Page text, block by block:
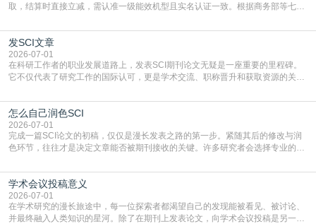
取，结算时直接立减‌，需认准一级能效机型且实名认证一致。根据商务部等七部
能领到补贴首选‌京东APP‌搜索专属口令(如【家电补贴1637】、【国补立省
4949】等，口令会随活动更新，以页面显示为准)进入补贴专场。淘宝/天猫也可
复制粘贴【8$FKFGgJq
发SCI文章
2026-07-01
在科研工作者的职业发展道路上，发表SCI期刊论文无疑是一座重要的里程碑。
它不仅代表了研究工作的国际认可，更是学术交流、职称晋升和获取资源的关键
战与困惑。从选题立意到投稿回应，每一步都需要精心的策略与扎实的工作。本
篇AEIC学术交流中心小编就为大家介绍“发SCI文章”。一、精准定位是成功的第
一步发表SCI文章，首要解决的问题是“投
怎么自己润色SCI
2026-07-01
完成一篇SCI论文的初稿，仅仅是漫长发表之路的第一步。紧随其后的修改与润
色环节，往往才是决定文章能否被期刊接收的关键。许多研究者会选择专业的语
质量，更能在此过程中深化对学术写作的理解。如何系统、高效地打磨自己的论
文，使其在语言和学术表达上更符合国际期刊的要求，是每位研究者值得投入学
习的技能。本篇AEIC学术交流中心小编就为大家介
学术会议投稿意义
2026-07-01
在学术研究的漫长旅途中，每一位探索者都渴望自己的发现能被看见、被讨论、
并最终融入人类知识的星河。除了在期刊上发表论文，向学术会议投稿是另一个